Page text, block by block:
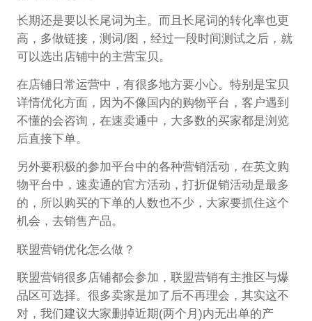
长期还是要以长尾词为主。而且长尾词的转化率也更
高，多做链接，测词/图，经过一段时间测试之后，就
可以选出店铺中的主营宝贝。
在店铺日常运营中，有很多地方要小心。特别是宝贝
详情优化方面，因为不像国内的购物平台，客户遇到
不懂的会咨询，在速卖通中，大多数的买家都是浏览
后直接下单。
另外要积极的参加平台中的各种营销活动，在英文购
物平台中，速卖通的官方活动，打折促销活动是最多
的，所以购买的下单的人数也不少，大家要抓住这个
机会，去销售产品。
联盟营销优化怎么做？
联盟营销很多店铺都会参加，联盟营销有主推区与爆
品区可选择。很多卖家是加了后不再理会，其实这不
对，我们建议大家删掉近期(两个月)内无出单的产